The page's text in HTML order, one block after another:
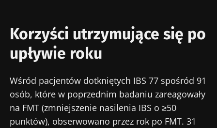
Korzyści utrzymujące się po
upływie roku
Wśród pacjentów dotkniętych IBS 77 spośród 91
osób, które w poprzednim badaniu zareagowały
na FMT (zmniejszenie nasilenia IBS o ≥50
punktów), obserwowano przez rok po FMT. 31